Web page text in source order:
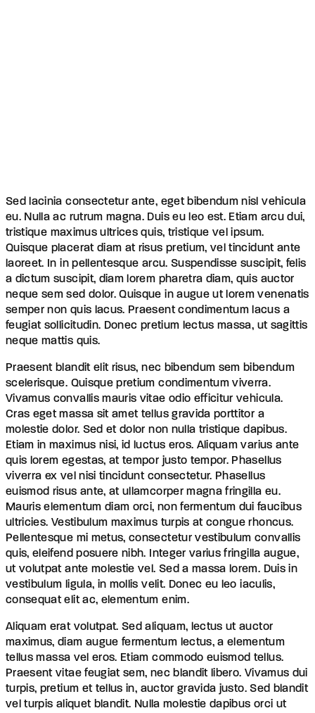
Sed lacinia consectetur ante, eget bibendum nisl vehicula
eu. Nulla ac rutrum magna. Duis eu leo est. Etiam arcu dui,
tristique maximus ultrices quis, tristique vel ipsum.
Quisque placerat diam at risus pretium, vel tincidunt ante
laoreet. In in pellentesque arcu. Suspendisse suscipit, felis
a dictum suscipit, diam lorem pharetra diam, quis auctor
neque sem sed dolor. Quisque in augue ut lorem venenatis
semper non quis lacus. Praesent condimentum lacus a
feugiat sollicitudin. Donec pretium lectus massa, ut sagittis
neque mattis quis.
Praesent blandit elit risus, nec bibendum sem bibendum
scelerisque. Quisque pretium condimentum viverra.
Vivamus convallis mauris vitae odio efficitur vehicula.
Cras eget massa sit amet tellus gravida porttitor a
molestie dolor. Sed et dolor non nulla tristique dapibus.
Etiam in maximus nisi, id luctus eros. Aliquam varius ante
quis lorem egestas, at tempor justo tempor. Phasellus
viverra ex vel nisi tincidunt consectetur. Phasellus
euismod risus ante, at ullamcorper magna fringilla eu.
Mauris elementum diam orci, non fermentum dui faucibus
ultricies. Vestibulum maximus turpis at congue rhoncus.
Pellentesque mi metus, consectetur vestibulum convallis
quis, eleifend posuere nibh. Integer varius fringilla augue,
ut volutpat ante molestie vel. Sed a massa lorem. Duis in
vestibulum ligula, in mollis velit. Donec eu leo iaculis,
consequat elit ac, elementum enim.
Aliquam erat volutpat. Sed aliquam, lectus ut auctor
maximus, diam augue fermentum lectus, a elementum
tellus massa vel eros. Etiam commodo euismod tellus.
Praesent vitae feugiat sem, nec blandit libero. Vivamus dui
turpis, pretium et tellus in, auctor gravida justo. Sed blandit
vel turpis aliquet blandit. Nulla molestie dapibus orci ut